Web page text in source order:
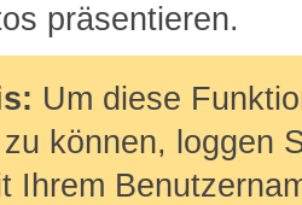
präsentieren.
Um diese
können, loggen
Ihrem